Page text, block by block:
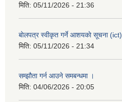
मिति: 05/11/2026 - 21:36
बाेलपत्र स्वीकृत गर्ने आशयकाे सूचना (ict)
मिति: 05/11/2026 - 21:34
सम्झौता गर्न आउने समबन्धमा ।
मिति: 04/06/2026 - 20:05